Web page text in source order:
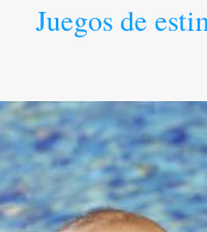
Juegos de